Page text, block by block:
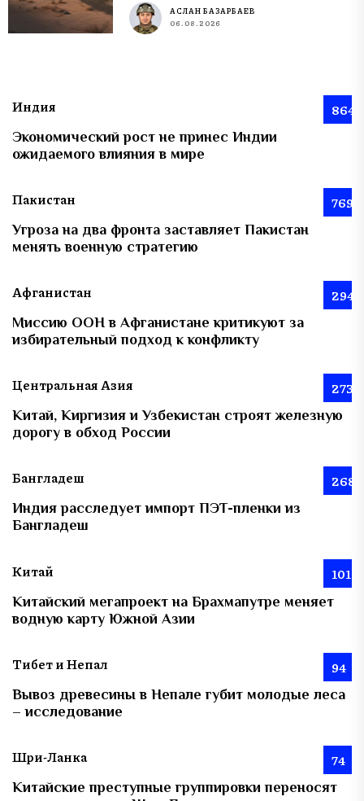
АСЛАН БАЗАРБАЕВ
06.08.2026
Индия 864
Экономический рост не принес Индии
ожидаемого влияния в мире
Пакистан 769
Угроза на два фронта заставляет Пакистан
менять военную стратегию
Афганистан 294
Миссию ООН в Афганистане критикуют за
избирательный подход к конфликту
Центральная Азия 273
Китай, Киргизия и Узбекистан строят железную
дорогу в обход России
Бангладеш 268
Индия расследует импорт ПЭТ-пленки из
Бангладеш
Китай 101
Китайский мегапроект на Брахмапутре меняет
водную карту Южной Азии
Тибет и Непал 94
Вывоз древесины в Непале губит молодые леса
– исследование
Шри-Ланка 74
Китайские преступные группировки переносят